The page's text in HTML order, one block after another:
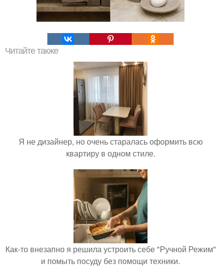
Читайте также
Я не дизайнер, но очень старалась оформить всю
квартиру в одном стиле.
Как-то внезапно я решила устроить себе "Ручной Режим"
и помыть посуду без помощи техники.